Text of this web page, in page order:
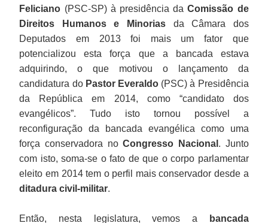
Feliciano (PSC-SP) à presidência daComissão de
Direitos Humanos e Minorias da Câmara dos
Deputados em 2013 foi mais um fator que
potencializou esta força que a bancada estava
adquirindo, o que motivou o lançamento da
candidatura do Pastor Everaldo (PSC) à Presidência
da República em 2014, como “candidato dos
evangélicos”. Tudo isto tornou possível a
reconfiguração da bancada evangélica como uma
força conservadora noCongresso Nacional . Junto
com isto, soma-se o fato de que o corpo parlamentar
eleito em 2014 tem o perfil mais conservador desde a
ditadura civil-militar.
Então, nesta legislatura, vemos a bancada